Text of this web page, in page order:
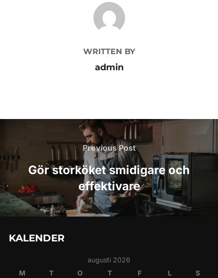
POST AUTHOR
WRITTEN BY
admin
Inläggsnavigering
Previous
Post
Previous Post
Gör storköket smidigare och
effektivare
KALENDER
augusti 2026
M
T O T F L S